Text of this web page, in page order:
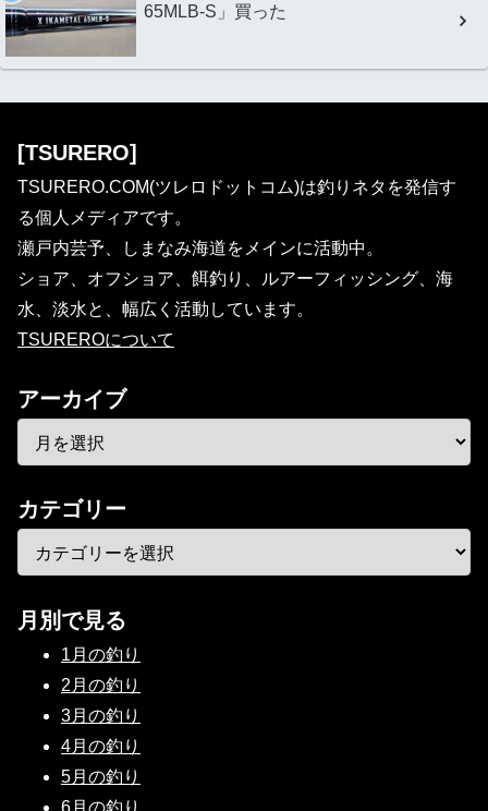
65MLB-S」買った
[TSURERO]
TSURERO.COM(ツレロドットコム)は釣りネタを発信す
る個人メディアです。
瀬戸内芸予、しまなみ海道をメインに活動中。
ショア、オフショア、餌釣り、ルアーフィッシング、海
水、淡水と、幅広く活動しています。
TSUREROについて
アーカイブ
カテゴリー
月別で見る
1月の釣り
2月の釣り
3月の釣り
4月の釣り
5月の釣り
6月の釣り